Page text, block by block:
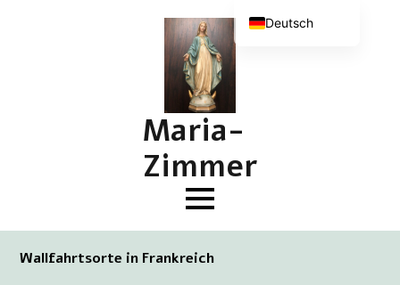
Maria-
Zimmer
Wallfahrtsorte in Frankreich
Deutsch